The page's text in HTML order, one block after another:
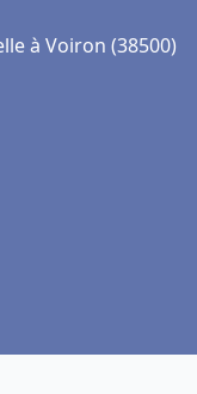
à Voiron (38500)